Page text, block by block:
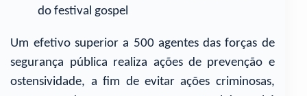
do festival gospel
Um efetivo superior a 500 agentes das forças de
segurança pública realiza ações de prevenção e
ostensividade, a fim de evitar ações criminosas,